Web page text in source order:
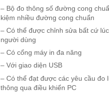
– Bộ đo thông số đường cong
kiệm nhiều đường cong chuẩn
– Có thể được chỉnh sửa bất cứ
người dùng
– Có cổng máy in đa năng
– Với giao diện USB
– Có thể đạt được các yêu cầu
thông qua điều khiển PC